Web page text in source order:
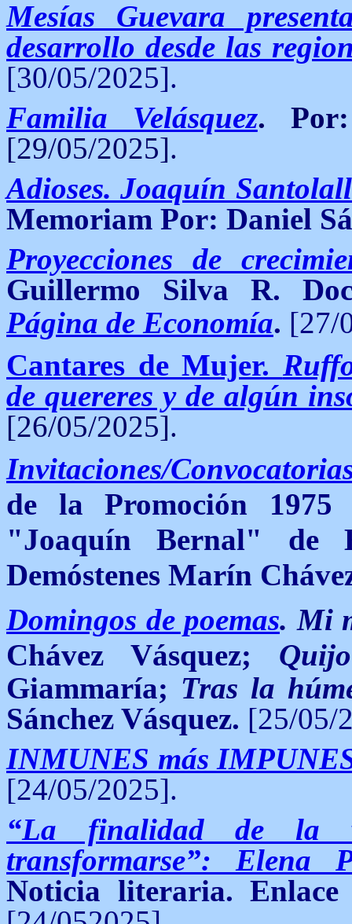
Mesías Guevara
desarrollo desde las
[30/05/2025].
Familia Velásquez. Por:
[29/05/2025].
Adioses. Joaquín
Memoriam Por: Daniel
Proyecciones de
Guillermo Silva R.
Página de Economía. [27/
Cantares de Mujer.
de quereres y de algún
[26/05/2025].
Invitaciones/
de la Promoción
"Joaquín Bernal" de
Demóstenes Marín
Domingos de poemas.Mi
Chávez Vásquez;
Giammaría; Tras la
Sánchez Vásquez. [25/05/
INMUNES más
[24/05/2025].
“La finalidad de la
transformarse”: Elena
Noticia literaria.